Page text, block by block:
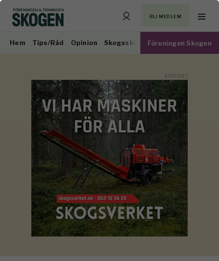
BLI MEDLEM
Hem Tips/Råd Opinion Skogsskötsel Virkesmarknad
Föreningen Skogen